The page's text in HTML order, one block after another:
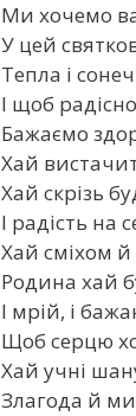
Ми хочемо
У цей
Тепла і
І щоб
Бажаємо
Хай
Хай скрізь
І радість на
Хай сміхом й
Родина хай
І мрій, і
Щоб серцю
Хай учні
Злагода й